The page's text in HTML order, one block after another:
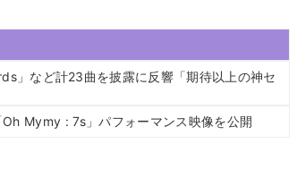
」など計23曲を披露に反響「期待以上の神セ
Mymy : 7s」パフォーマンス映像を公開